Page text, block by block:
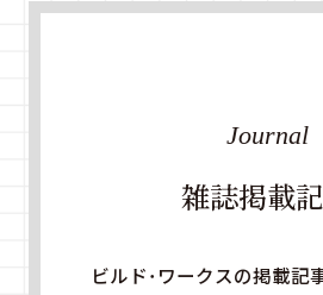
雑誌掲載
Journal
ビルド・ワークスの掲載記